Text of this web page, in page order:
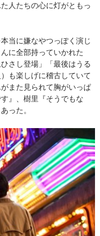
人たちの心に灯がともっ
当に嫌なやつっぽく演じ
に全部持っていかれた
さし登場」「最後はうる
も楽しげに稽古していて
また見られて胸がいっぱ
』、樹里『そうでもな
った。